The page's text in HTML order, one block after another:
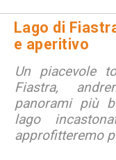
Lago di
e aperitivo
Un piacevole
Fiastra,
panorami più
lago
approfitteremo